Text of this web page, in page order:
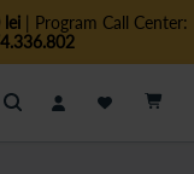
lei| Program Call Center:
Cautare